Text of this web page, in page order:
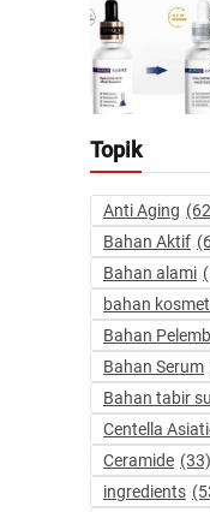
Topik
Anti Aging
Bahan Aktif
Bahan alami
bahan
Bahan
Bahan Serum
Bahan tabir
Centella
Ceramide (33)
ingredients